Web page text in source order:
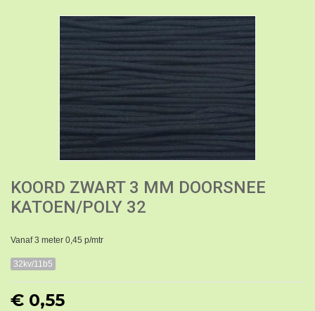
KOORD ZWART 3 MM DOORSNEE
KATOEN/POLY 32
Vanaf 3 meter 0,45 p/mtr
32kv/11b5
€ 0,55